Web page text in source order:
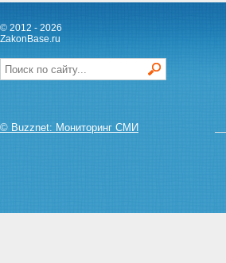
© 2012 - 2026
ZakonBase.ru
© Buzznet: Мониторинг СМИ